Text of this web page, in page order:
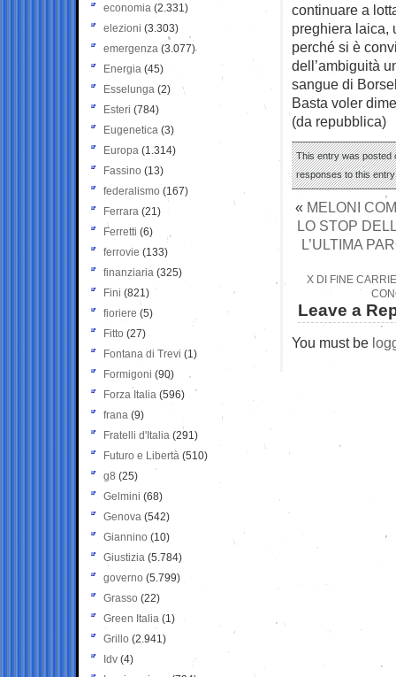
continuare a
preghiera laica,
perché si è
dell’ambiguità
sangue di
Basta voler
(da repubblica)
This entry was posted
responses to this
« MELONI
LO STOP
L’ULTIMA
X DI FINE
Leave a
You must be
economia (2.331)
elezioni (3.303)
emergenza (3.077)
Energia (45)
Esselunga (2)
Esteri (784)
Eugenetica (3)
Europa (1.314)
Fassino (13)
federalismo (167)
Ferrara (21)
Ferretti (6)
ferrovie (133)
finanziaria (325)
Fini (821)
fioriere (5)
Fitto (27)
Fontana di Trevi (1)
Formigoni (90)
Forza Italia (596)
frana (9)
Fratelli d'Italia (291)
Futuro e Libertà (510)
g8 (25)
Gelmini (68)
Genova (542)
Giannino (10)
Giustizia (5.784)
governo (5.799)
Grasso (22)
Green Italia (1)
Grillo (2.941)
Idv (4)